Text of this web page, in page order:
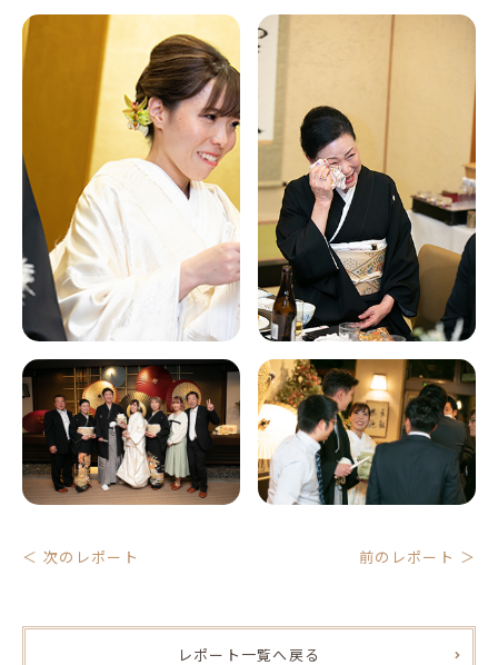
次のレポート 前のレポート
レポート一覧へ戻る